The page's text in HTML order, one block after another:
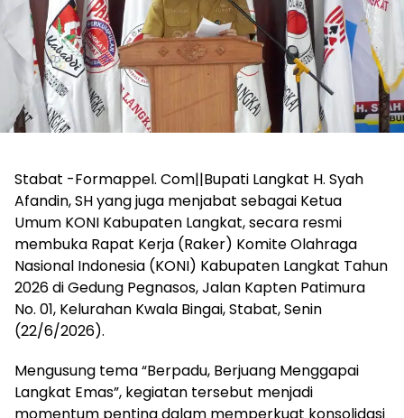
Stabat -Formappel. Com||Bupati Langkat H. Syah
Afandin, SH yang juga menjabat sebagai Ketua
Umum KONI Kabupaten Langkat, secara resmi
membuka Rapat Kerja (Raker) Komite Olahraga
Nasional Indonesia (KONI) Kabupaten Langkat Tahun
2026 di Gedung Pegnasos, Jalan Kapten Patimura
No. 01, Kelurahan Kwala Bingai, Stabat, Senin
(22/6/2026).
Mengusung tema “Berpadu, Berjuang Menggapai
Langkat Emas”, kegiatan tersebut menjadi